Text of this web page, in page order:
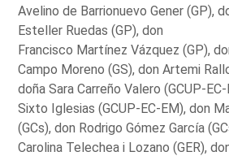
Avelino de Barrionuevo Gener (GP),
Esteller Ruedas (GP), don
Francisco Martínez Vázquez (GP),
Campo Moreno (GS), don Artemi
doña Sara Carreño Valero (GCUP-
Sixto Iglesias (GCUP-EC-EM), don
(GCs), don Rodrigo Gómez García
Carolina Telechea i Lozano (GER),